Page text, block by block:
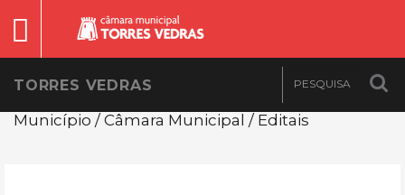
TORRES VEDRAS
Município / Câmara Municipal / Editais